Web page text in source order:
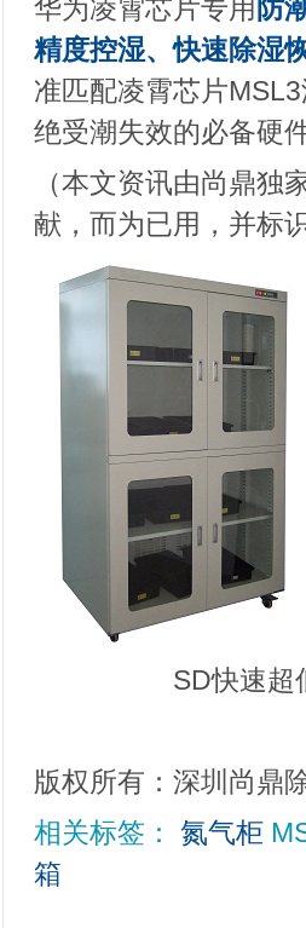
华为凌霄芯片专用 防
精度控湿、快速除湿
准匹配凌霄芯片
绝受潮失效的必备硬
（本文资讯由尚鼎
献，而为已用，并标
SD快速超低
版权所有：深圳尚鼎
相关标签： 氮气柜
箱